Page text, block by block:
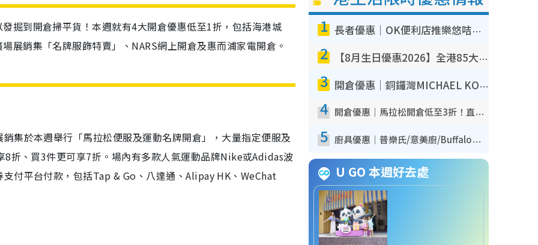
掘到開倉掃平貨！本週就有4大開倉優惠低至1折，包括海港城
展銷集「名牌服飾特賣」、NARS網上開倉及惠而浦家電開倉。
集於本週舉行「馬拉松便服及運動名牌開倉」，大量指定便服及
折、買3件更可享7折。場內有多款人氣運動品牌Nike或Adidas波
付平台付款，包括Tap & Go、八達通、Alipay HK、WeChat
1 長者優惠｜OK便利店推樂悠咭優惠！買麵包/牛奶/保健品拍卡即減
2 【8月生日優惠2026】全港85大食買玩著數攻略 自助餐/火鍋放題同行免費＋誠品/DONKI送現金券
3 開倉優惠｜銅鑼灣MICHAEL KORS開倉低至17折！直擊$500起買手袋/銀包/鞋款 必買經典Jet Set系列
4 開倉優惠｜馬拉松開倉低至3折！直擊$99起買adidas／New Balance／Puma鞋款 STANLEY保溫杯劈價至$119起
5 廚具優惠｜普樂氏/意美廚/Buffalo廚具低至3折！$89起買煎鍋／炒鑊／個人鍋 同場小家電激減至$99起
U GO 本週好去處